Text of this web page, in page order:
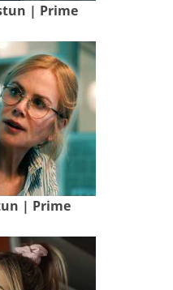
| Prime
| Prime